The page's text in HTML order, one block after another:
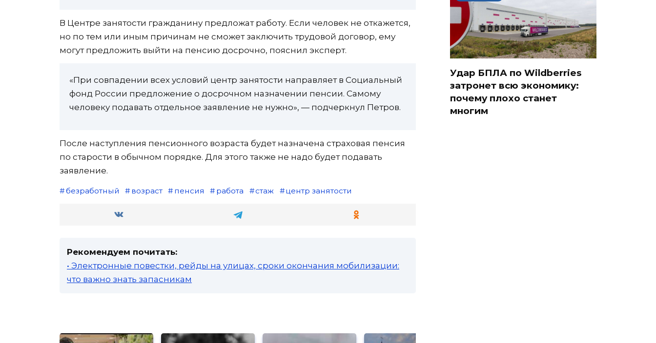
В Центре занятости гражданину предложат работу. Если человек не откажется,
но по тем или иным причинам не сможет заключить трудовой договор, ему
могут предложить выйти на пенсию досрочно, пояснил эксперт.
«При совпадении всех условий центр занятости направляет в Социальный
фонд России предложение о досрочном назначении пенсии. Самому
человеку подавать отдельное заявление не нужно», — подчеркнул Петров.
После наступления пенсионного возраста будет назначена страховая пенсия
по старости в обычном порядке. Для этого также не надо будет подавать
заявление.
безработный возраст пенсия работа стаж центр занятости
Рекомендуем почитать:
• Электронные повестки, рейды на улицах, сроки окончания мобилизации:
что важно знать запасникам
Удар БПЛА по Wildberries
затронет всю экономику:
почему плохо станет
многим